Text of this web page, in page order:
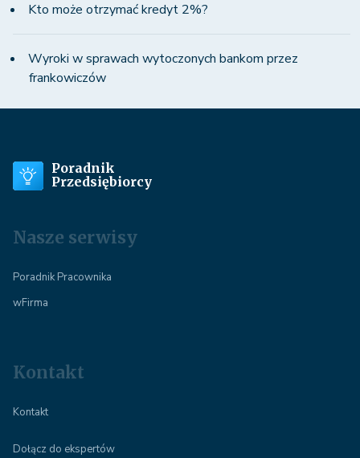
Kto może otrzymać kredyt 2%?
Wyroki w sprawach wytoczonych bankom przez
frankowiczów
Poradnik
Przedsiębiorcy
Nasze serwisy
Poradnik Pracownika
wFirma
Kontakt
Kontakt
Dołącz do ekspertów